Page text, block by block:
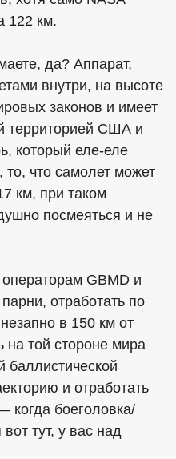
122 км.
да? Аппарат,
внутри, на высоте
законов и имеет
территорией США и
который еле-еле
то, что самолет может
км, при таком
посмеяться и не
GBMD и
отработать по
в 150 км от
той стороне мира
баллистической
и отработать
когда боеголовка/
тут, у вас над